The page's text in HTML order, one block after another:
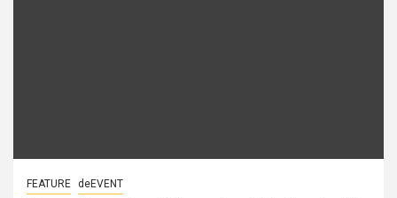
FEATURE deEVENT